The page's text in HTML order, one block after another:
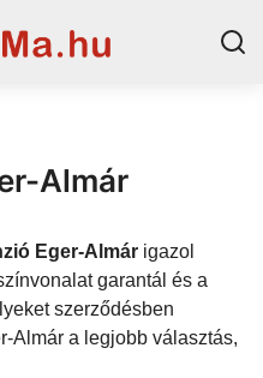
Almár
Eger-Almár igazol
garantál és a
szerződésben
Almár a legjobb választás,